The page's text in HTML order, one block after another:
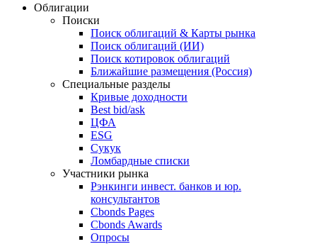
Облигации
Поиски
Поиск облигаций & Карты рынка
Поиск облигаций (ИИ)
Поиск котировок облигаций
Ближайшие размещения (Россия)
Специальные разделы
Кривые доходности
Best bid/ask
ЦФА
ESG
Сукук
Ломбардные списки
Участники рынка
Рэнкинги инвест. банков и юр.
консультантов
Cbonds Pages
Cbonds Awards
Опросы